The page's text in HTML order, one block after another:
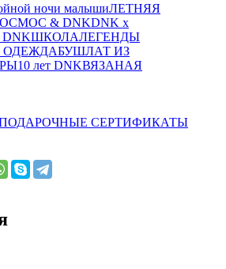
ночи малышиЛЕТНЯЯ
& DNKDNK x
ШКОЛАЛЕГЕНДЫ
ОДЕЖДАБУШЛАТ ИЗ
10 лет DNKВЯЗАНАЯ
СЕРТИФИКАТЫ